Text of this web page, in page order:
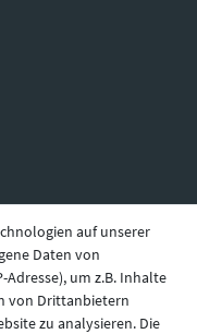
auf unserer
Daten von
Adresse), um z.B. Inhalte
von Drittanbietern
zu analysieren. Die